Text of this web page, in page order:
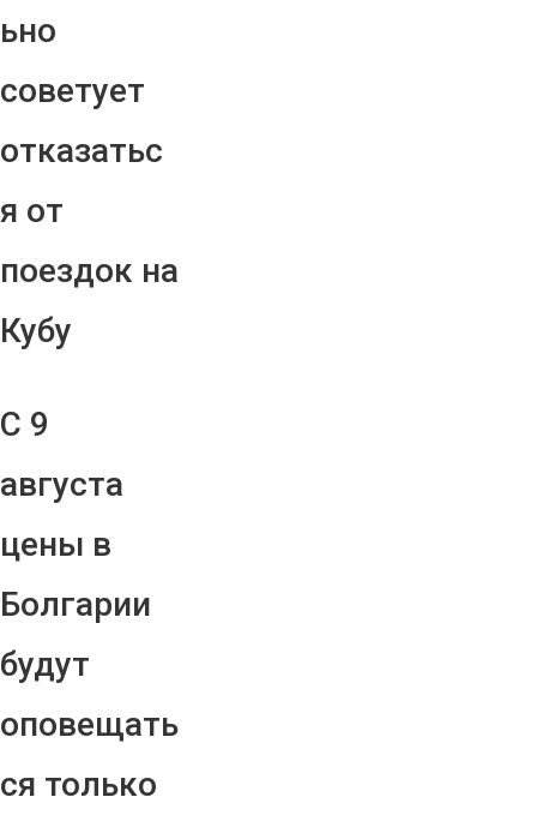
ьно
советует
отказатьс
я от
поездок на
Кубу
С 9
августа
цены в
Болгарии
будут
оповещать
ся только